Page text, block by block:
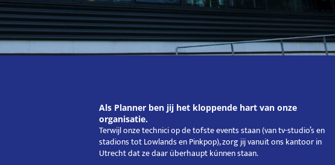
Als Planner ben jij het kloppende hart van onze
organisatie.
Terwijl onze technici op de tofste events staan (van tv-studio’s en
stadions tot Lowlands en Pinkpop), zorg jij vanuit ons kantoor in
Utrecht dat ze daar überhaupt kúnnen staan.